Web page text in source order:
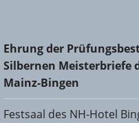
Ehrung der
Silbernen Meisterbriefe
Bingen
Ehrung der
Silbernen Meisterbriefe
Mainz-Bingen
Festsaal des NH-Hotel